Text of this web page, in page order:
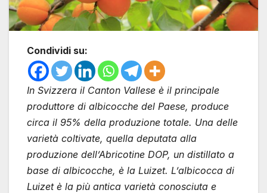
Condividi su:
In Svizzera il Canton Vallese è il principale
produttore di albicocche del Paese, produce
circa il 95% della produzione totale. Una delle
varietà coltivate, quella deputata alla
produzione dell’Abricotine DOP, un distillato a
base di albicocche, è la Luizet. L’albicocca di
Luizet è la più antica varietà conosciuta e